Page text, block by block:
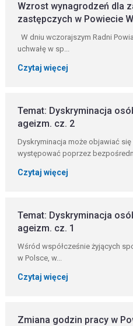
Wzrost wynagrodzeń dla
zastępczych w Powiecie
W dniu wczorajszym Radni
uchwałę w sp...
Czytaj więcej
Temat: Dyskryminacja
ageizm. cz. 2
Dyskryminacja może objawiać
występować poprzez
Czytaj więcej
Temat: Dyskryminacja
ageizm. cz. 1
Wśród współcześnie żyjących
w Polsce, w...
Czytaj więcej
Zmiana godzin pracy w